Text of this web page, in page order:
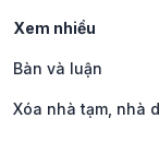
Xem nhiều
Bàn và luận
Xóa nhà tạm, nhà